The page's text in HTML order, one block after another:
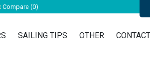
Compare (0)
SAILING TIPS OTHER CONTACT